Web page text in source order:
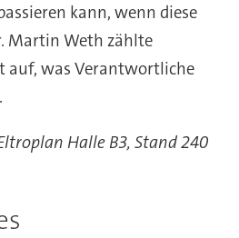
kann, wenn diese
Martin Weth zählte
auf, was Verantwortliche
Halle B3, Stand 240